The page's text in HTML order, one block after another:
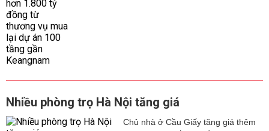
Nhiều phòng trọ Hà Nội tăng giá
Chủ nhà ở Cầu Giấy tăng giá thêm